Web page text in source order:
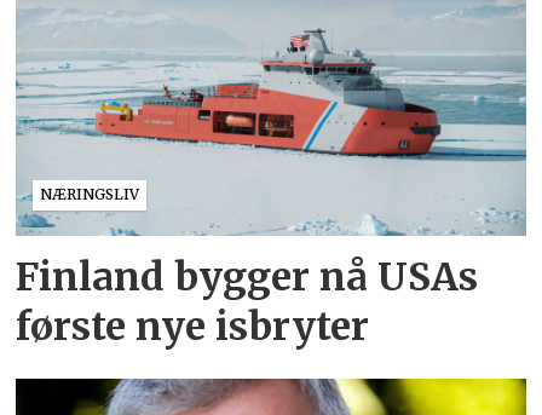
NÆRINGSLIV
Finland bygger nå USAs
første nye isbryter